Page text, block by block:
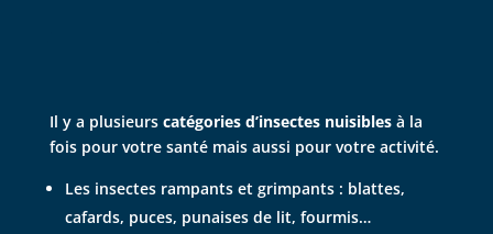
Il y a plusieurs catégories d’insectes nuisiblesà la
fois pour votre santé mais aussi pour votre activité.
Les insectes rampants et grimpants : blattes,
cafards, puces, punaises de lit, fourmis…